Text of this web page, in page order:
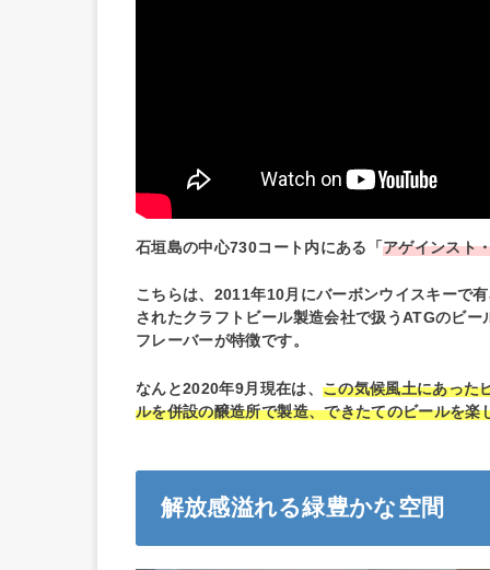
石垣島の中心730コート内にある「アゲインスト
こちらは、2011年10月にバーボンウイスキーで
されたクラフトビール製造会社で扱うATGのビ
フレーバーが特徴です。
なんと2020年9月現在は、 この気候風土にあった
ルを併設の醸造所で製造、できたてのビールを楽
解放感溢れる緑豊かな空間